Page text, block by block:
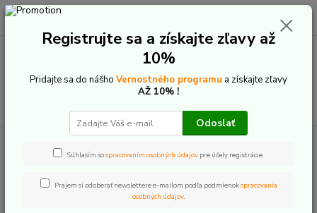
+421 907 20 22 33
0,00 €
Interface cover Active Line
Bosch Interface cover Active Line
Registrujte sa a získajte zľavy až
10%
Pridajte sa do nášho Vernostného programu a získajte zľavy
AŽ 10% !
Odoslať
Súhlasím sospracovaním osobných údajov pre účely registrácie.
Prajem si odoberať newslettere e-mailom podľa podmienokspracovania
osobných údajov.